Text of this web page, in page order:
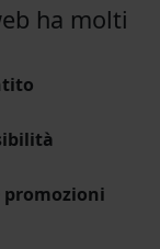
ha molti
promozioni